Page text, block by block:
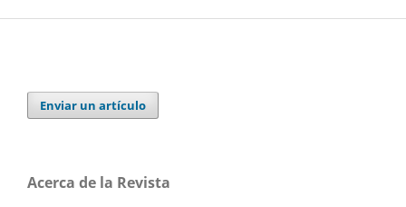
Enviar un artículo
Acerca de la Revista